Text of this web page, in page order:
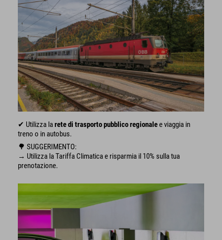
✔ Utilizza larete di trasporto pubblico regionalee viaggia in
treno o in autobus.
🌳 SUGGERIMENTO:
→ Utilizza la Tariffa Climatica e risparmia il 10% sulla tua
prenotazione.